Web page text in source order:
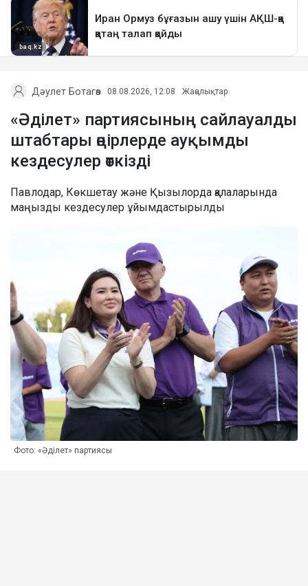
Дәулет Ботагөз 08.08.2026, 12:08 Жаңалықтар
«Әділет» партиясының сайлауалды
штабтары өңірлерде ауқымды
кездесулер өткізді
Павлодар, Көкшетау және Қызылорда қалаларында
маңызды кездесулер ұйымдастырылды
Фото: «Әділет» партиясы